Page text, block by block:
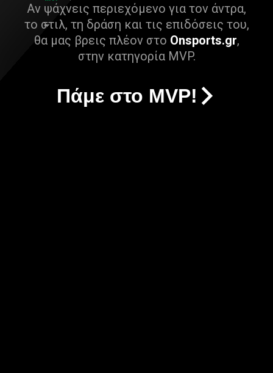
Αν ψάχνεις περιεχόμενο για τον άντρα,
το στιλ, τη δράση και τις επιδόσεις του,
θα μας βρεις πλέον στο Onsports.gr,
στην κατηγορία MVP.
Πάμε στο MVP!